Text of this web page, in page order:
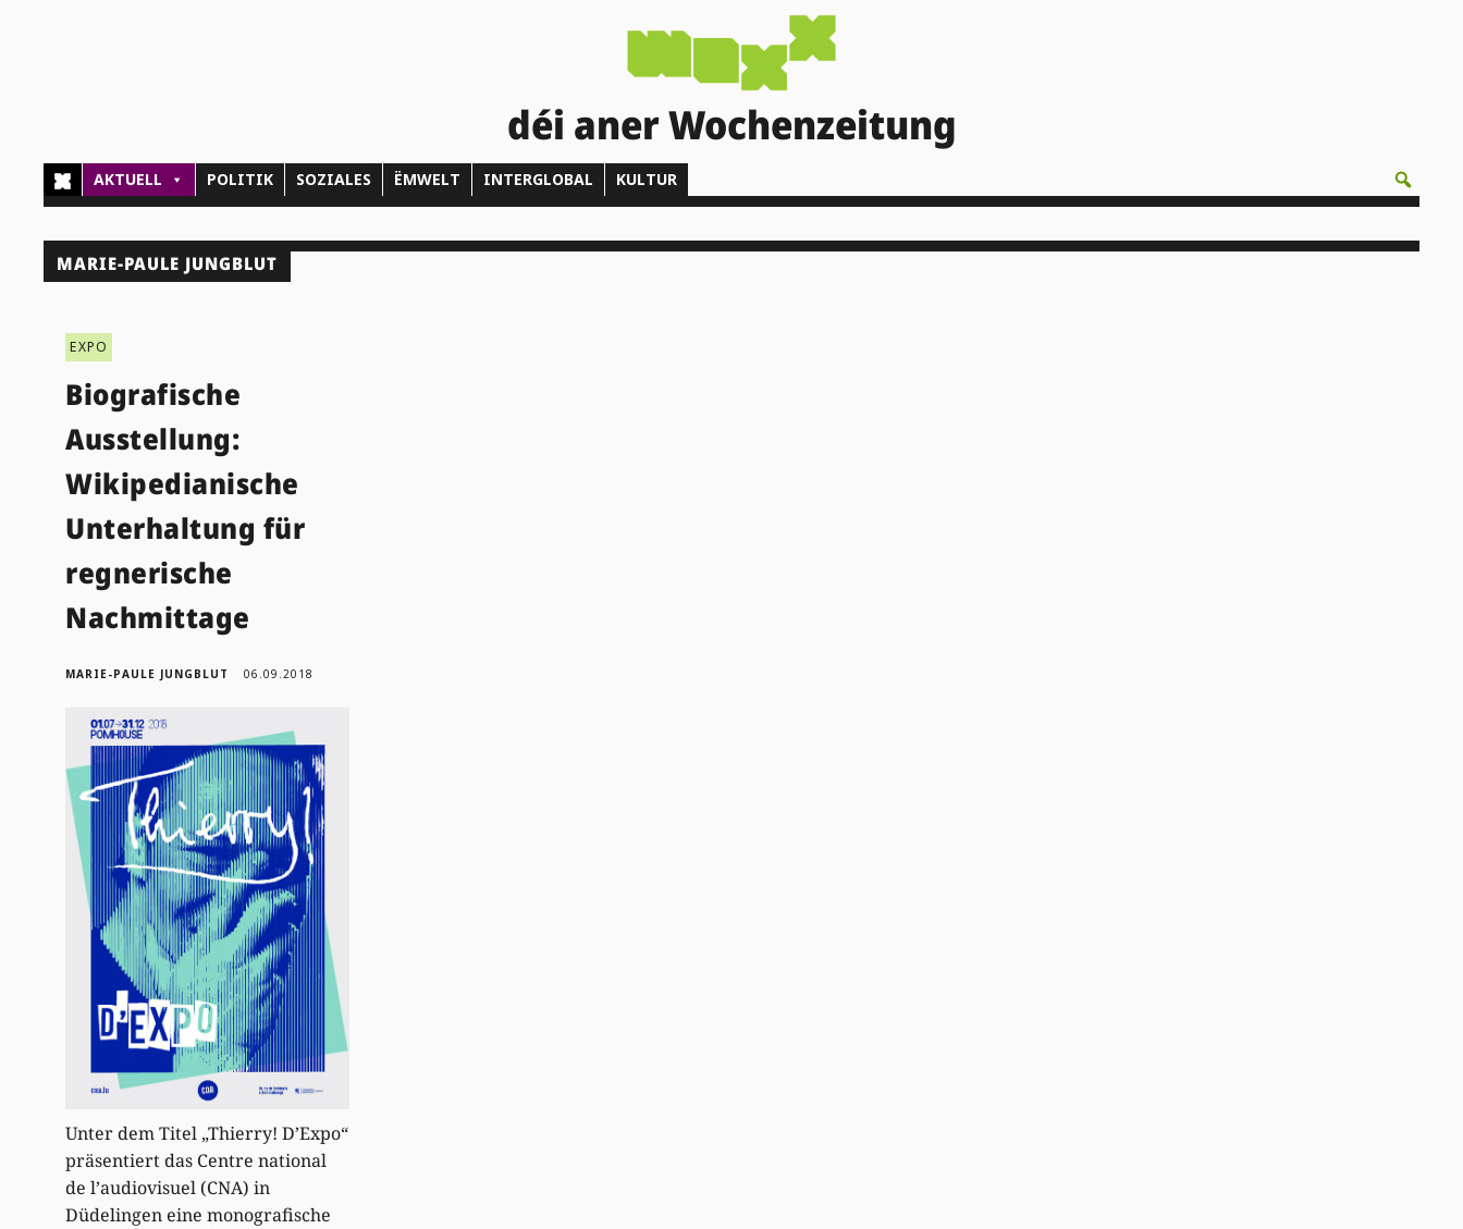
déi aner Wochenzeitung
AKTUELL POLITIK SOZIALES ËMWELT INTERGLOBAL KULTUR
MARIE-PAULE JUNGBLUT
EXPO
Biografische
Ausstellung:
Wikipedianische
Unterhaltung für
regnerische
Nachmittage
MARIE-PAULE JUNGBLUT 06.09.2018
Unter dem Titel „Thierry! D’Expo“
präsentiert das Centre national
de l’audiovisuel (CNA) in
Düdelingen eine monografische